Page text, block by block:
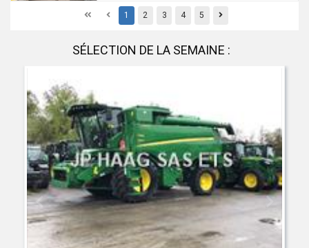
FirstPrevious
1 2 3 4 5 Previous
SÉLECTION DE LA SEMAINE :